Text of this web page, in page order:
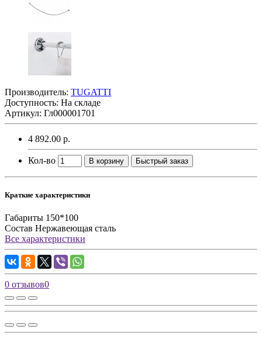
Производитель: TUGATTI
Доступность: На складе
Артикул: Гл000001701
4 892.00 р.
Кол-во В корзину Быстрый заказ
Краткие характеристики
Габариты 150*100
Состав Нержавеющая сталь
Все характеристики
0 отзывов0